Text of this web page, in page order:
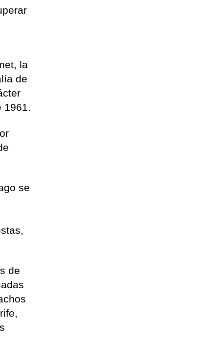
la
de
1961.
se
de